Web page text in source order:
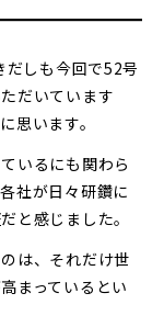
しも今回で52号
だいています
思います。
いるにも関わら
社が日々研鑽に
と感じました。
は、それだけ世
まっているとい